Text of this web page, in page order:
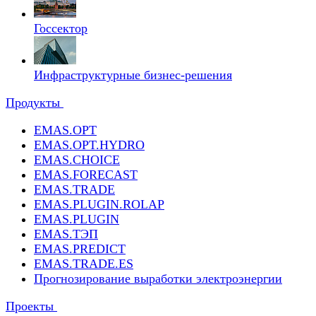
Госсектор
Инфраструктурные бизнес-решения
Продукты
EMAS.OPT
EMAS.OPT.HYDRO
EMAS.CHOICE
EMAS.FORECAST
EMAS.TRADE
EMAS.PLUGIN.ROLAP
EMAS.PLUGIN
EMAS.ТЭП
EMAS.PREDICT
EMAS.TRADE.ES
Прогнозирование выработки электроэнергии
Проекты